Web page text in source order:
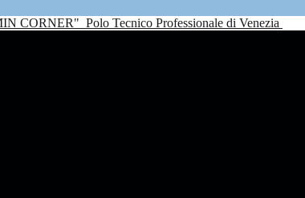
CORNER" Polo Tecnico Professionale di Venezia